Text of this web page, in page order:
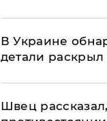
В Украине
детали
Швец